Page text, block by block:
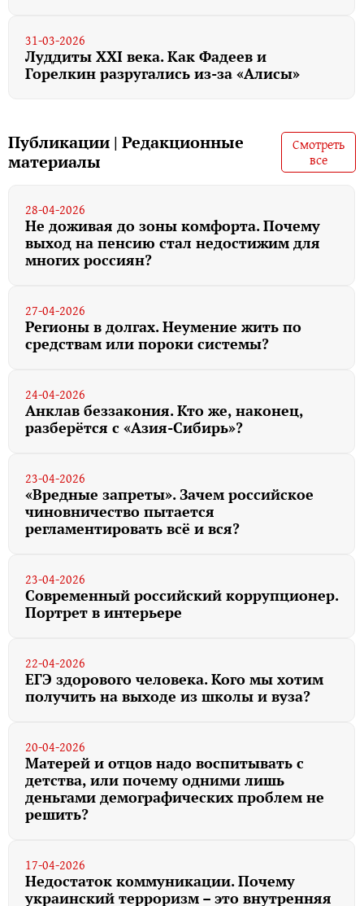
31-03-2026
Луддиты XXI века. Как Фадеев и
Горелкин разругались из-за «Алисы»
Публикации | Редакционные
материалы
Смотреть
все
28-04-2026
Не доживая до зоны комфорта. Почему
выход на пенсию стал недостижим для
многих россиян?
27-04-2026
Регионы в долгах. Неумение жить по
средствам или пороки системы?
24-04-2026
Анклав беззакония. Кто же, наконец,
разберётся с «Азия-Сибирь»?
23-04-2026
«Вредные запреты». Зачем российское
чиновничество пытается
регламентировать всё и вся?
23-04-2026
Современный российский коррупционер.
Портрет в интерьере
22-04-2026
ЕГЭ здорового человека. Кого мы хотим
получить на выходе из школы и вуза?
20-04-2026
Матерей и отцов надо воспитывать с
детства, или почему одними лишь
деньгами демографических проблем не
решить?
17-04-2026
Недостаток коммуникации. Почему
украинский терроризм – это внутренняя